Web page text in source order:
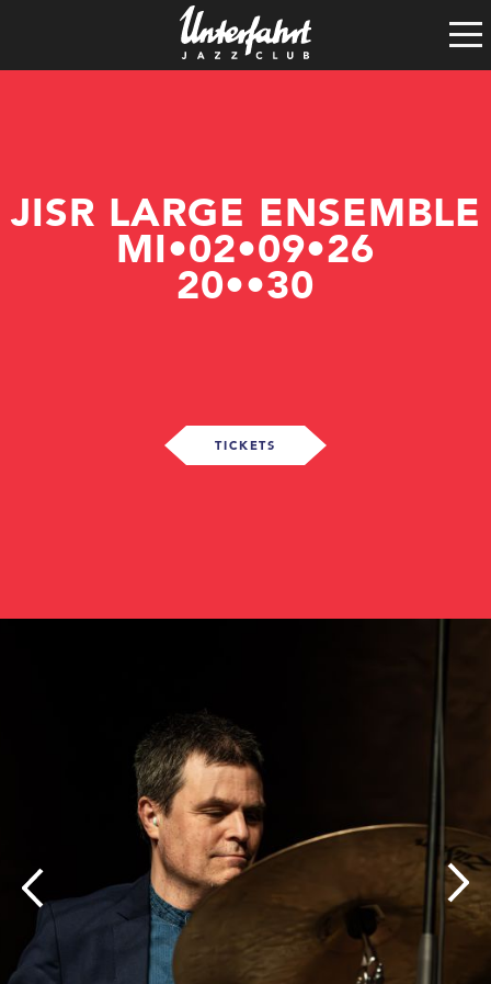
JISR LARGE ENSEMBLE
MI•02•09•26
20••30
TICKETS